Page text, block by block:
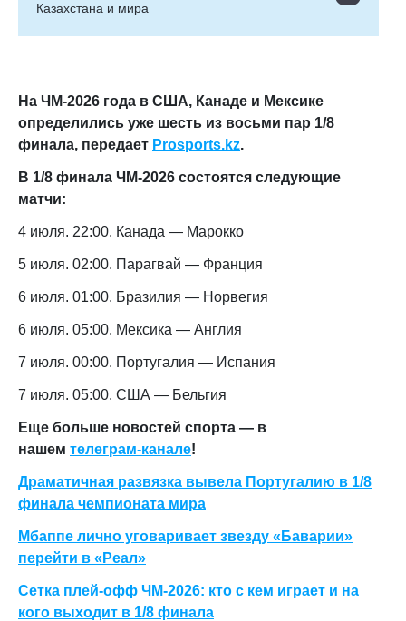
Казахстана и мира
На ЧМ-2026 года в США, Канаде и Мексике
определились уже шесть из восьми пар 1/8
финала, передает Prosports.kz.
В 1/8 финала ЧМ-2026 состоятся следующие
матчи:
4 июля. 22:00. Канада — Марокко
5 июля. 02:00. Парагвай — Франция
6 июля. 01:00. Бразилия — Норвегия
6 июля. 05:00. Мексика — Англия
7 июля. 00:00. Португалия — Испания
7 июля. 05:00. США — Бельгия
Еще больше новостей спорта — в
нашем телеграм-канале!
Драматичная развязка вывела Португалию в 1/8
финала чемпионата мира
Мбаппе лично уговаривает звезду «Баварии»
перейти в «Реал»
Сетка плей-офф ЧМ-2026: кто с кем играет и на
кого выходит в 1/8 финала